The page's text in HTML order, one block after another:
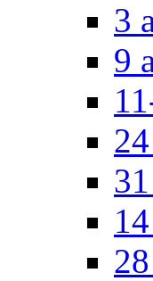
3
9